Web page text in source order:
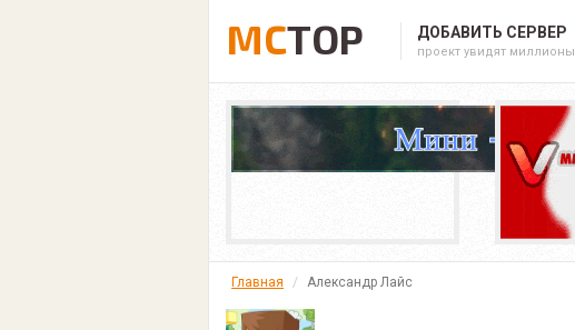
MCTOP ДОБАВИТЬ СЕРВЕР
проект увидят миллионы
Главная Александр Лайс